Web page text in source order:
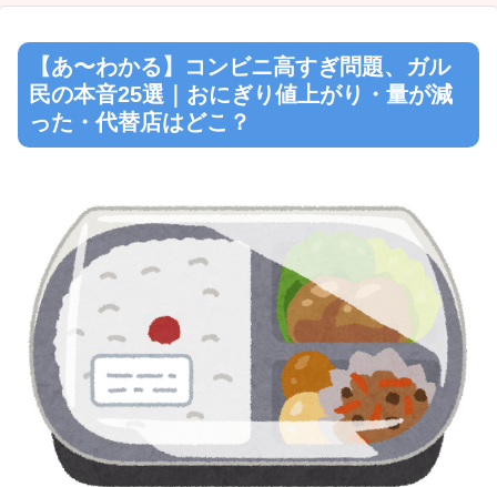
【あ〜わかる】コンビニ高すぎ問題、ガル
民の本音25選｜おにぎり値上がり・量が減
った・代替店はどこ？